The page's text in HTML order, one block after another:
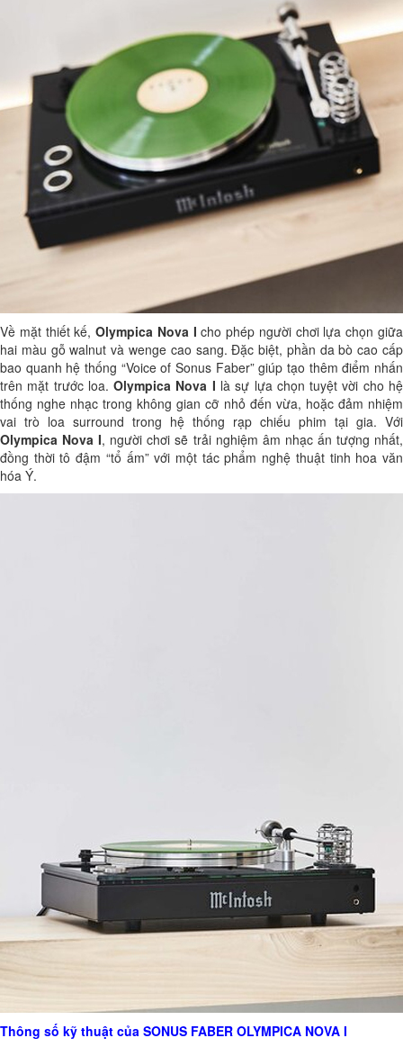
Về mặt thiết kế,Olympica Nova I cho phép người chơi lựa chọn giữa
hai màu gỗ walnut và wenge cao sang. Đặc biệt, phần da bò cao cấp
bao quanh hệ thống “Voice of Sonus Faber” giúp tạo thêm điểm nhấn
trên mặt trước loa.Olympica Nova I là sự lựa chọn tuyệt vời cho hệ
thống nghe nhạc trong không gian cỡ nhỏ đến vừa, hoặc đảm nhiệm
vai trò loa surround trong hệ thống rạp chiếu phim tại gia. Với
Olympica Nova I, người chơi sẽ trải nghiệm âm nhạc ấn tượng nhất,
đồng thời tô đậm “tổ ấm” với một tác phẩm nghệ thuật tinh hoa văn
hóa Ý.
Thông số kỹ thuật của SONUS FABER OLYMPICA NOVA I